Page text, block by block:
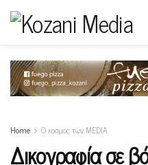
Home Ο κοσμος των MEDIA
Δικογραφία σε